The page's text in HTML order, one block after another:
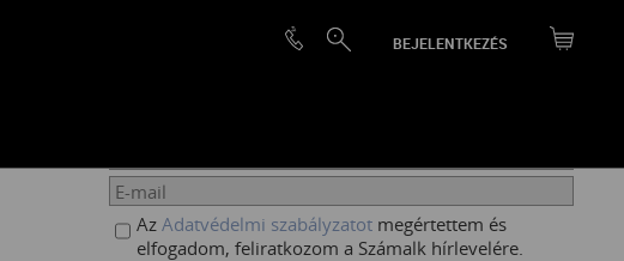
BEJELENTKEZÉS
Az Adatvédelmi szabályzatot megértettem és
elfogadom, feliratkozom a Számalk hírlevelére.